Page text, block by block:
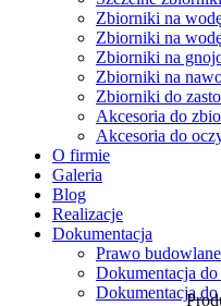
Zbiorniki na
Zbiorniki na
Zbiorniki na
Zbiorniki na
Zbiorniki do
Akcesoria do
Akcesoria do
O firmie
Galeria
Blog
Realizacje
Dokumentacja
Prawo budowlane
Dokumentacja
Dokumentacja